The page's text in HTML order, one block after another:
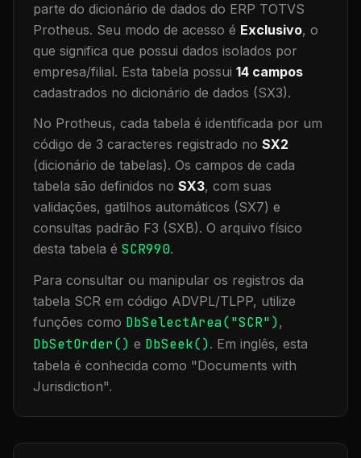
parte do dicionário de dados do ERP TOTVS
Protheus. Seu modo de acesso é Exclusivo, o
que significa que possui dados isolados por
empresa/filial. Esta tabela possui 14 campos
cadastrados no dicionário de dados (SX3).
No Protheus, cada tabela é identificada por um
código de 3 caracteres registrado no SX2
(dicionário de tabelas). Os campos de cada
tabela são definidos no SX3, com suas
validações, gatilhos automáticos (SX7) e
consultas padrão F3 (SXB). O arquivo físico
desta tabela é SCR990.
Para consultar ou manipular os registros da
tabela SCR em código ADVPL/TLPP, utilize
funções como DbSelectArea("SCR"),
DbSetOrder() e DbSeek(). Em inglês, esta
tabela é conhecida como "Documents with
Jurisdiction".